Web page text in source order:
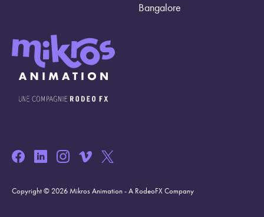
Bangalore
Copyright © 2026 Mikros Animation - A RodeoFX Company